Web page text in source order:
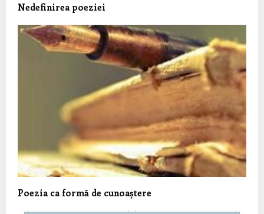
Nedefinirea poeziei
Poezia ca formă de cunoaștere